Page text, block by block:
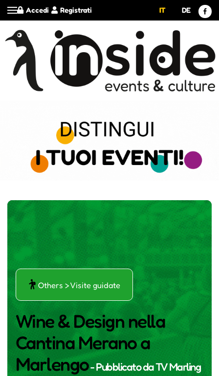
Registrati
Accedi IT DE
ŕ Others > Visite guidate
Wine & Design nella
Cantina Merano a
Marlengo- Pubblicato daTV Marling